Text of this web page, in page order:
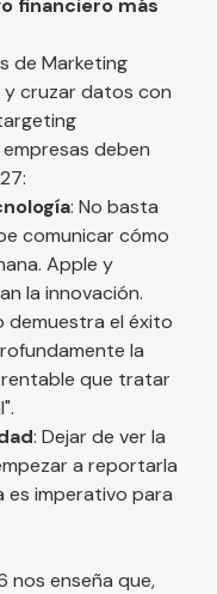
de Marketing
y cruzar datos con
deben
: No basta
comunicar cómo
Apple y
la innovación.
demuestra el éxito
la
que tratar
: Dejar de ver la
a reportarla
es imperativo para
nos enseña que,